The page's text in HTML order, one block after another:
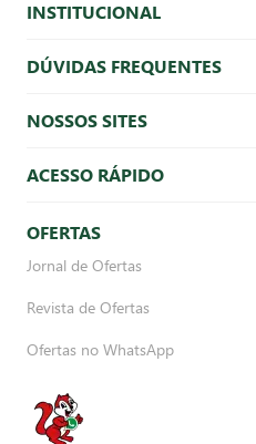
INSTITUCIONAL
DÚVIDAS FREQUENTES
NOSSOS SITES
ACESSO RÁPIDO
OFERTAS
Jornal de Ofertas
Revista de Ofertas
Ofertas no WhatsApp